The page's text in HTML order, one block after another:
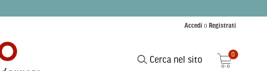
Cerca nel sito
0
Accedi o Registrati